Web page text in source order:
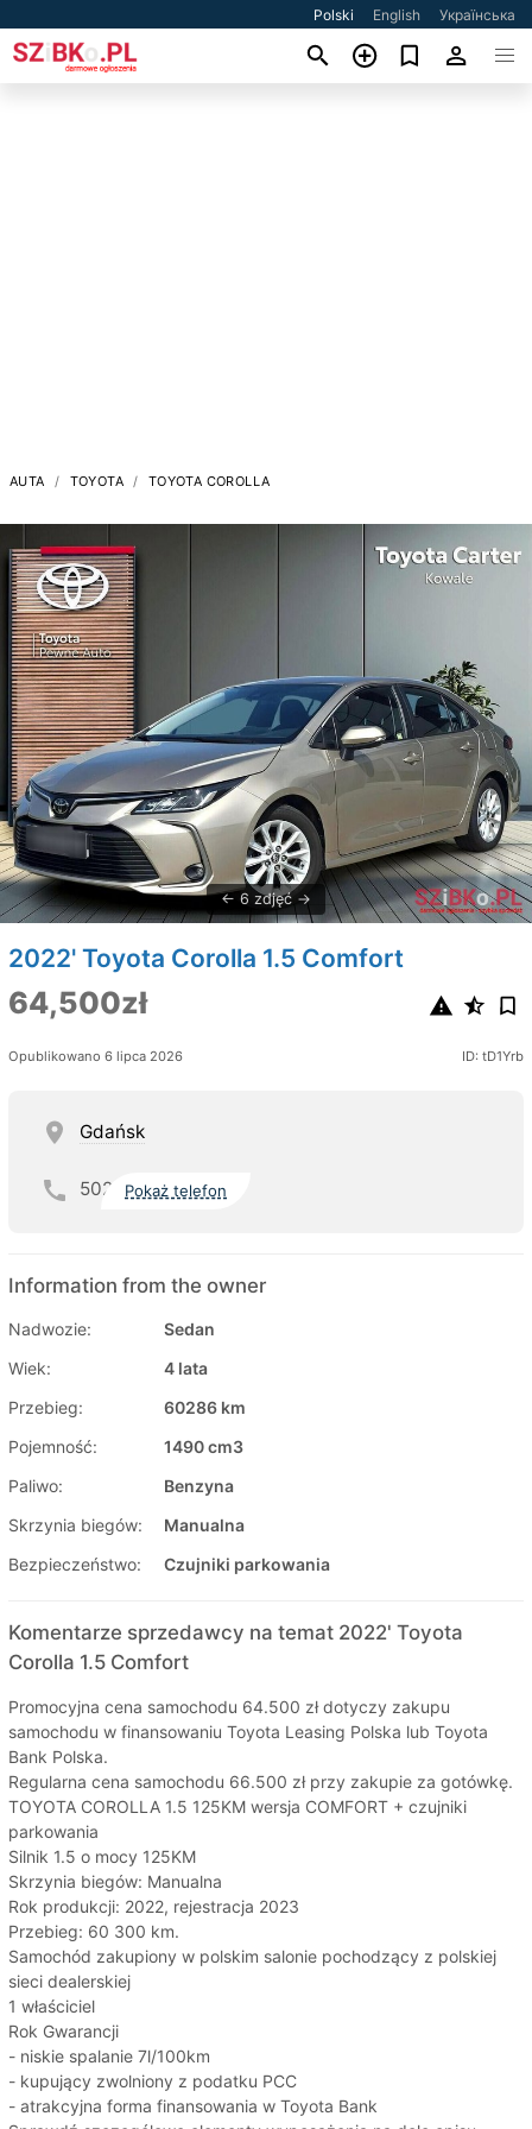
Polski English Українська
AUTA TOYOTA TOYOTA COROLLA
6 zdjęć
2022' Toyota Corolla 1.5 Comfort
64,500zł
Opublikowano 6 lipca 2026 ID: tD1Yrb
Gdańsk
502 Pokaż telefon
Information from the owner
Nadwozie:
Sedan
Wiek:
4 lata
Przebieg:
60286 km
Pojemność:
1490 cm3
Paliwo:
Benzyna
Skrzynia biegów:
Manualna
Bezpieczeństwo:
Czujniki parkowania
Komentarze sprzedawcy na temat 2022' Toyota
Corolla 1.5 Comfort
Promocyjna cena samochodu 64.500 zł dotyczy zakupu
samochodu w finansowaniu Toyota Leasing Polska lub Toyota
Bank Polska.
Regularna cena samochodu 66.500 zł przy zakupie za gotówkę.
TOYOTA COROLLA 1.5 125KM wersja COMFORT + czujniki
parkowania
Silnik 1.5 o mocy 125KM
Skrzynia biegów: Manualna
Rok produkcji: 2022, rejestracja 2023
Przebieg: 60 300 km.
Samochód zakupiony w polskim salonie pochodzący z polskiej
sieci dealerskiej
1 właściciel
Rok Gwarancji
- niskie spalanie 7l/100km
- kupujący zwolniony z podatku PCC
- atrakcyjna forma finansowania w Toyota Bank